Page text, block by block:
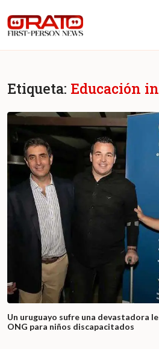
Etiqueta: Educación
Un uruguayo sufre una devastadora
ONG para niños discapacitados